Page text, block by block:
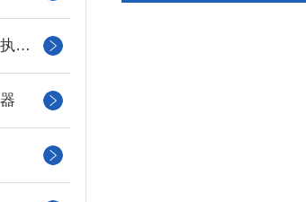
编码器、控制器、执行器